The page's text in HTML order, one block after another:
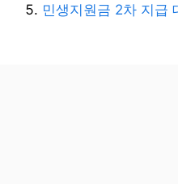
민생지원금 2차 지급